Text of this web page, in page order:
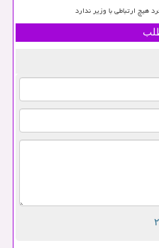
ارتباطی با وزیر ندارد